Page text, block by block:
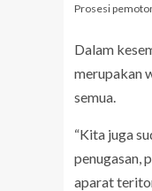
Prosesi
Dalam
merupakan
semua.
“Kita juga
penugasan,
aparat